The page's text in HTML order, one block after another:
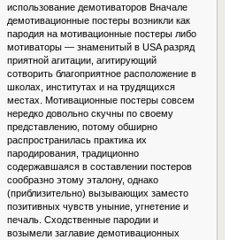
использование демотиваторов Вначале
демотивационные постеры возникли как
пародия на мотивационные постеры либо
мотиваторы — знаменитый в USA разряд
приятной агитации, агитирующий
сотворить благоприятное расположение в
школах, институтах и на трудящихся
местах. Мотивационные постеры совсем
нередко довольно скучны по своему
представлению, потому обширно
распространилась практика их
пародирования, традиционно
содержавшаяся в составлении постеров
сообразно этому эталону, однако
(приблизительно) вызывающих заместо
позитивных чувств уныние, угнетение и
печаль. Сходственные пародии и
возымели заглавие демотивационных